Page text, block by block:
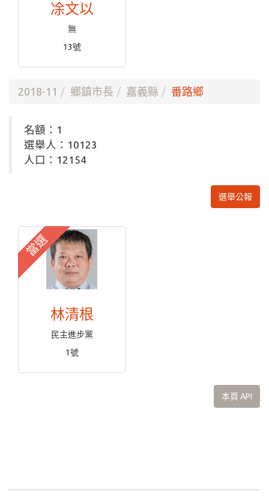
凃文以
無
13號
2018-11 鄉鎮市長 嘉義縣 番路鄉
名額：1
選舉人：10123
人口：12154
選舉公報
當選
林清根
民主進步黨
1號
本頁 API